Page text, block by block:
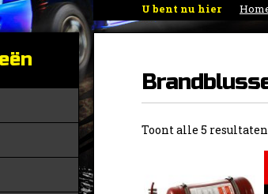
U bent nu hier
Toont alle 5 resultaten